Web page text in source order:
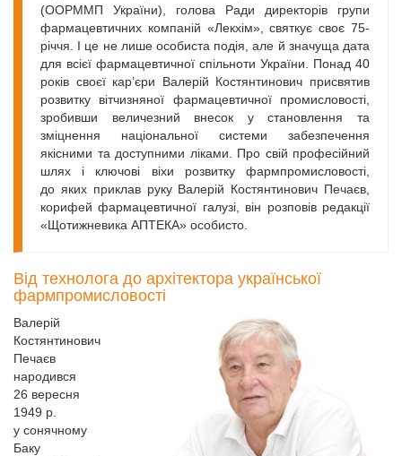
(ООРММП України), голова Ради директорів групи
фармацевтичних компаній «Лекхім», святкує своє 75-
річчя. І це не лише особиста подія, але й значуща дата
для всієї фармацевтичної спільноти України. Понад 40
років своєї кар’єри Валерій Костянтинович присвятив
розвитку вітчизняної фармацевтичної промисловості,
зробивши величезний внесок у становлення та
зміцнення національної системи забезпечення
якісними та доступними ліками. Про свій професійний
шлях і ключові віхи розвитку фармпромисловості,
до яких приклав руку Валерій Костянтинович Печаєв,
корифей фармацевтичної галузі, він розповів редакції
«Щотижневика АПТЕКА» особисто.
Від технолога до архітектора української
фармпромисловості
Валерій
Костянтинович
Печаєв
народився
26 вересня
1949 р.
у сонячному
Баку